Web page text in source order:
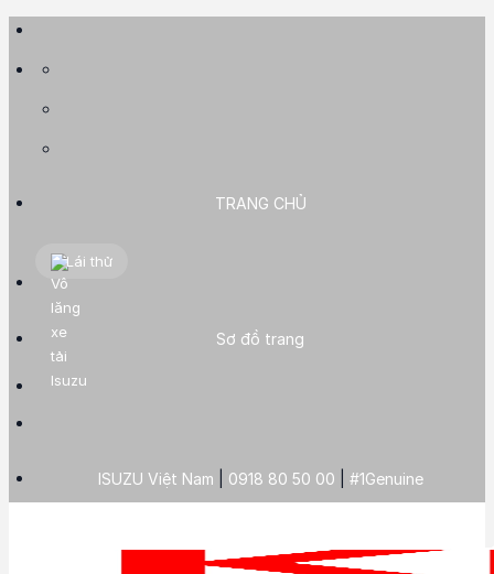
Skip
TRANG CHỦ
Lái thử
Sơ đồ trang
ISUZU Việt Nam 0918 80 50 00 #1Genuine